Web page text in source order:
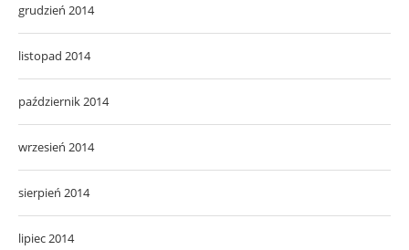
grudzień 2014
listopad 2014
październik 2014
wrzesień 2014
sierpień 2014
lipiec 2014